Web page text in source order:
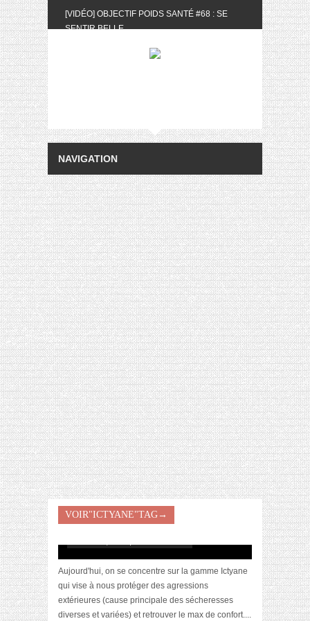
[VIDÉO] OBJECTIF POIDS SANTÉ #68 : SE
SENTIR BELLE
[VIDÉO] QUITOQUE #10 : MEAL PREP &
CONVIVIALITÉ
[VIDÉO] UNBOXING : LES MY LITTLE &
BIOTYFULL BOX DU MOIS D’AVRIL 2024
FEAT. AKILA
[VIDÉO] OBJECTIF POIDS SANTÉ #67 : L’AVIS
DES AUTRES, CE N’EST QUE LA VIE DES
AUTRES
[VIDÉO] UNBOXING : LES MY LITTLE &
BIOTYFULL BOX DES MOIS DE FÉVRIER ET
MARS 2024 FEAT. AKILA
[VIDÉO] LA SÉLECTION DU MOIS
#JANVIER2024
[VIDÉO] HELLOFRESH #34 : IDÉES
RECETTES RISOTTO
VOIR"ICTYANE"TAG→
[Focus] La gamme Ictyane pour les peaux
sèches de Ducray
Aujourd'hui, on se concentre sur la gamme Ictyane
qui vise à nous protéger des agressions
extérieures (cause principale des sécheresses
diverses et variées) et retrouver le max de confort....